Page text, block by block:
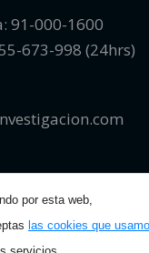
91-000-1600
673-998 (24hrs)
2018. All rights
por esta web,
las cookies que